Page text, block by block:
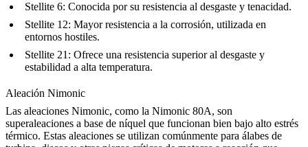
Stellite 6: Conocida por su resistencia al desgaste y tenacidad.
Stellite 12: Mayor resistencia a la corrosión, utilizada en
entornos hostiles.
Stellite 21: Ofrece una resistencia superior al desgaste y
estabilidad a alta temperatura.
Aleación Nimonic
Las aleaciones Nimonic, como la Nimonic 80A, son
superaleaciones a base de níquel que funcionan bien bajo alto estrés
térmico. Estas aleaciones se utilizan comúnmente para álabes de